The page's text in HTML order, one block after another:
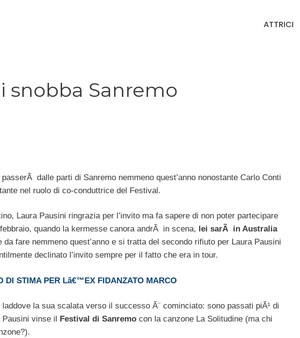
ATTRICI
snobba Sanremo
passerÃ dalle parti di Sanremo nemmeno quest’anno nonostante Carlo Conti
nel ruolo di co-conduttrice del Festival.
Laura Pausini ringrazia per l’invito ma fa sapere di non poter partecipare
quando la kermesse canora andrÃ in scena, lei sarÃ in Australia
da fare nemmeno quest’anno e si tratta del secondo rifiuto per Laura Pausini
declinato l’invito sempre per il fatto che era in tour.
DI STIMA PER Lâ€™EX FIDANZATO MARCO
la sua scalata verso il successo Ã¨ cominciato: sono passati piÃ¹ di
vinse il
Festival di Sanremo con la canzone La Solitudine (ma chi